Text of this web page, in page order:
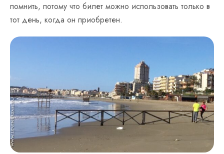
помнить, потому что билет можно использовать только в
тот день, когда он приобретен.